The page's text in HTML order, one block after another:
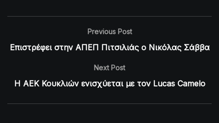
Previous Post
Επιστρέφει στην ΑΠΕΠ Πιτσιλιάς ο Νικόλας Σάββα
Next Post
Η ΑΕΚ Κουκλιών ενισχύεται με τον Lucas Camelo